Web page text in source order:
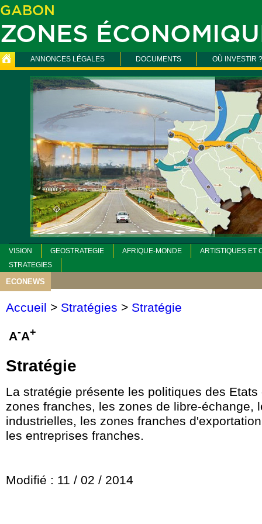
GABON
ZONES
ANNONCES LÉGALES DOCUMENTS OÙ INVESTIR ?
VISION GEOSTRATEGIE AFRIQUE-MONDE
ARTISTIQUES ET
STRATEGIES
ECONEWS
Accueil > Stratégies > Stratégie
A-A+
Stratégie
La stratégie présente les politiques des
zones franches, les zones de libre-échange,
industrielles, les zones franches
les entreprises franches.
Modifié : 11 / 02 / 2014